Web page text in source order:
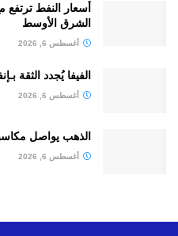
أسعار النفط ترتفع
الشرق الأوسط
أغسطس 6, 2026
الفيفا يُجدد الثقة
أغسطس 6, 2026
الذهب يواصل
أغسطس 6, 2026